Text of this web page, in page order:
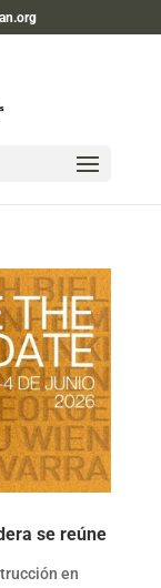
se reúne
en